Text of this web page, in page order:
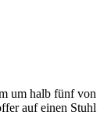
um halb fünf von
auf einen Stuhl